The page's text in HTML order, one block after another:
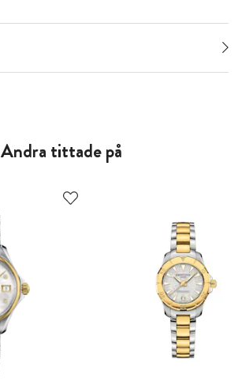
Andra tittade på